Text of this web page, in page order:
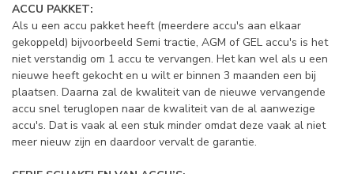
ACCU PAKKET:
Als u een accu pakket heeft (meerdere accu's aan elkaar
gekoppeld) bijvoorbeeld Semi tractie, AGM of GEL accu's is het
niet verstandig om 1 accu te vervangen. Het kan wel als u een
nieuwe heeft gekocht en u wilt er binnen 3 maanden een bij
plaatsen. Daarna zal de kwaliteit van de nieuwe vervangende
accu snel teruglopen naar de kwaliteit van de al aanwezige
accu's. Dat is vaak al een stuk minder omdat deze vaak al niet
meer nieuw zijn en daardoor vervalt de garantie.